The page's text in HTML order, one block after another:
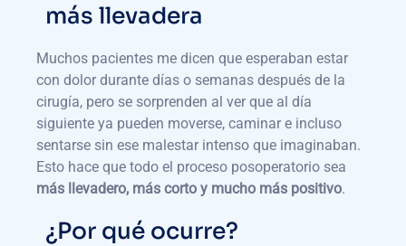
más llevadera
Muchos pacientes me dicen que esperaban estar
con dolor durante días o semanas después de la
cirugía, pero se sorprenden al ver que al día
siguiente ya pueden moverse, caminar e incluso
sentarse sin ese malestar intenso que imaginaban.
Esto hace que todo el proceso posoperatorio sea
más llevadero, más corto y mucho más positivo.
¿Por qué ocurre?